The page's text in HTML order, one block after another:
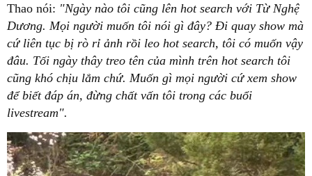
Thao nói: "Ngày nào tôi cũng lên hot search với Từ Nghệ
Dương. Mọi người muốn tôi nói gì đây? Đi quay show mà
cứ liên tục bị rò rỉ ảnh rồi leo hot search, tôi có muốn vậy
đâu. Tối ngày thây treo tên của mình trên hot search tôi
cũng khó chịu lắm chứ. Muốn gì mọi người cứ xem show
để biết đáp án, đừng chất vấn tôi trong các buổi
livestream".